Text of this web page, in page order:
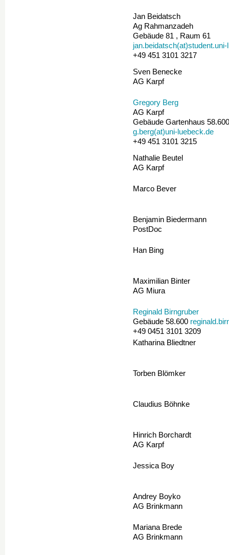
Jan Beidatsch
Ag Rahmanzadeh
Gebäude 81 , Raum 61
+49 451 3101 3217
Sven Benecke
AG Karpf
Gregory Berg
AG Karpf
Gebäude Gartenhaus
g.berg(at)uni-luebeck.de
+49 451 3101 3215
Nathalie Beutel
AG Karpf
Marco Bever
Benjamin Biedermann
PostDoc
Han Bing
Maximilian Binter
AG Miura
Reginald Birngruber
Gebäude 58.600
+49 0451 3101 3209
Katharina Bliedtner
Torben Blömker
Claudius Böhnke
Hinrich Borchardt
AG Karpf
Jessica Boy
Andrey Boyko
AG Brinkmann
Mariana Brede
AG Brinkmann